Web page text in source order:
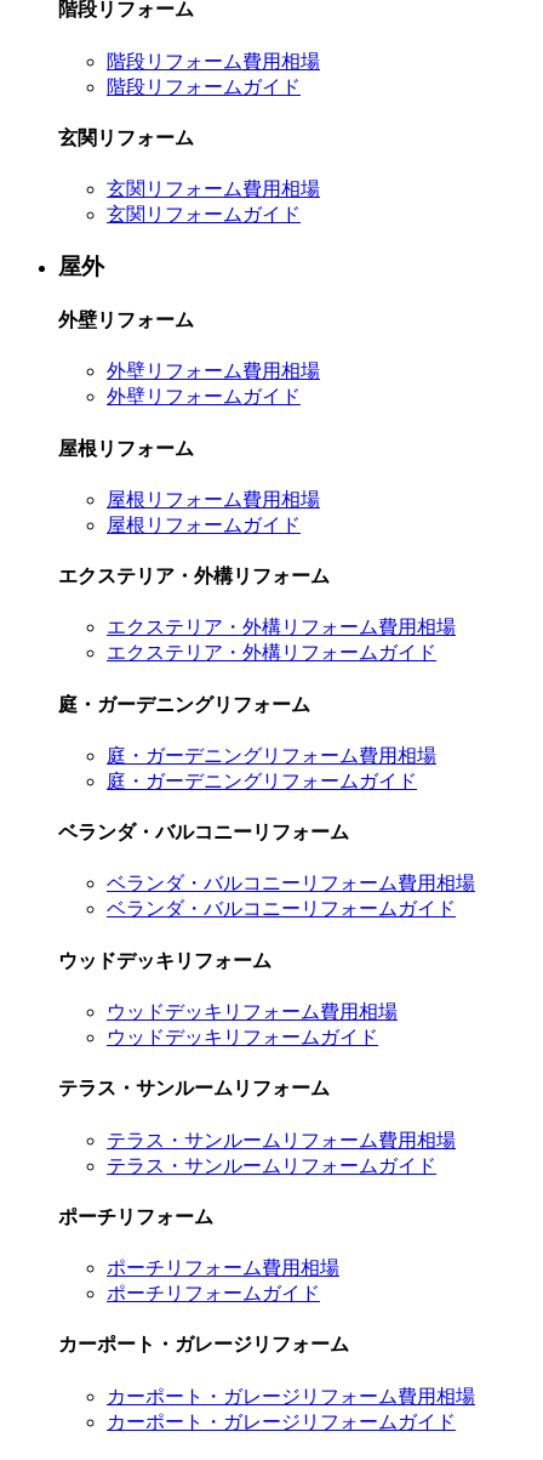
階段リフォーム
階段リフォーム費用相場
階段リフォームガイド
玄関リフォーム
玄関リフォーム費用相場
玄関リフォームガイド
屋外
外壁リフォーム
外壁リフォーム費用相場
外壁リフォームガイド
屋根リフォーム
屋根リフォーム費用相場
屋根リフォームガイド
エクステリア・外構リフォーム
エクステリア・外構リフォーム費用相場
エクステリア・外構リフォームガイド
庭・ガーデニングリフォーム
庭・ガーデニングリフォーム費用相場
庭・ガーデニングリフォームガイド
ベランダ・バルコニーリフォーム
ベランダ・バルコニーリフォーム費用相場
ベランダ・バルコニーリフォームガイド
ウッドデッキリフォーム
ウッドデッキリフォーム費用相場
ウッドデッキリフォームガイド
テラス・サンルームリフォーム
テラス・サンルームリフォーム費用相場
テラス・サンルームリフォームガイド
ポーチリフォーム
ポーチリフォーム費用相場
ポーチリフォームガイド
カーポート・ガレージリフォーム
カーポート・ガレージリフォーム費用相場
カーポート・ガレージリフォームガイド